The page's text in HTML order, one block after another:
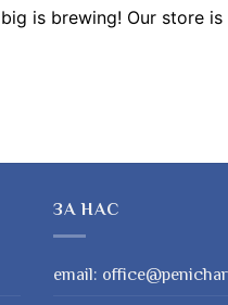
is brewing! Our store
ЗА НАС
email: